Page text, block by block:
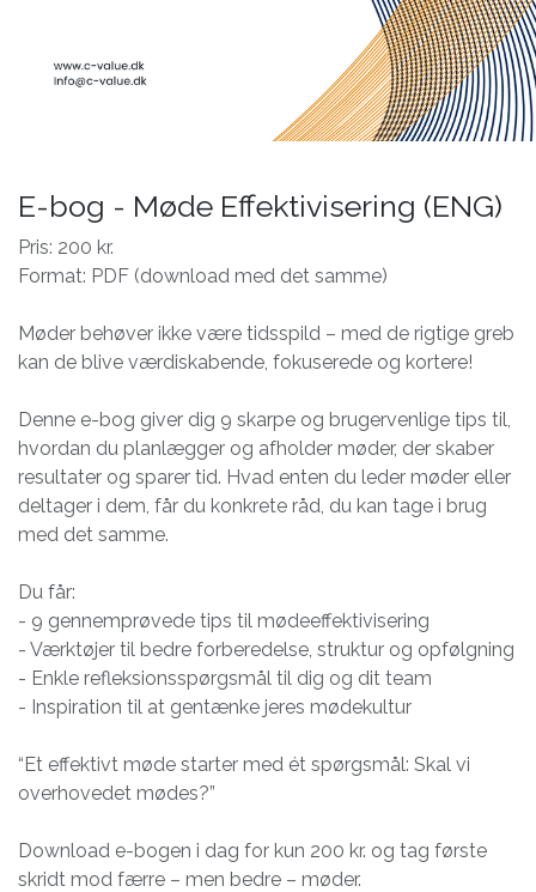
E-bog - Møde Effektivisering (ENG)
Pris: 200 kr.
Format: PDF (download med det samme)
Møder behøver ikke være tidsspild – med de rigtige greb
kan de blive værdiskabende, fokuserede og kortere!
Denne e-bog giver dig 9 skarpe og brugervenlige tips til,
hvordan du planlægger og afholder møder, der skaber
resultater og sparer tid. Hvad enten du leder møder eller
deltager i dem, får du konkrete råd, du kan tage i brug
med det samme.
Du får:
- 9 gennemprøvede tips til mødeeffektivisering
- Værktøjer til bedre forberedelse, struktur og opfølgning
- Enkle refleksionsspørgsmål til dig og dit team
- Inspiration til at gentænke jeres mødekultur
“Et effektivt møde starter med ét spørgsmål: Skal vi
overhovedet mødes?”
Download e-bogen i dag for kun 200 kr. og tag første
skridt mod færre – men bedre – møder.